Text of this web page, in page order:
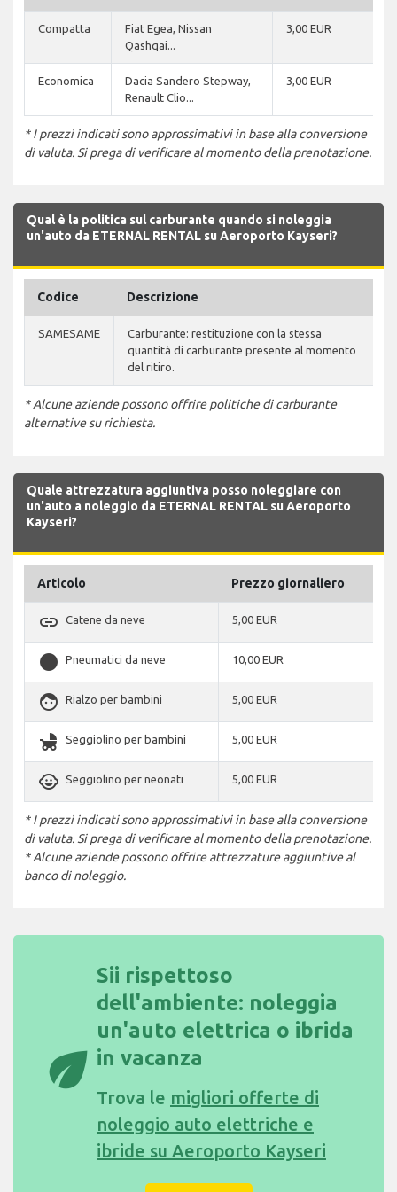
Compatta
Fiat Egea, Nissan
Qashqai...
3,00 EUR
Economica
Dacia Sandero Stepway,
Renault Clio...
3,00 EUR
* I prezzi indicati sono approssimativi in base alla conversione
di valuta. Si prega di verificare al momento della prenotazione.
Qual è la politica sul carburante quando si noleggia
un'auto da ETERNAL RENTAL su Aeroporto Kayseri?
Codice Descrizione
SAMESAME
Carburante: restituzione con la stessa
quantità di carburante presente al momento
del ritiro.
* Alcune aziende possono offrire politiche di carburante
alternative su richiesta.
Quale attrezzatura aggiuntiva posso noleggiare con
un'auto a noleggio da ETERNAL RENTAL su Aeroporto
Kayseri?
Articolo Prezzo giornaliero
link Catene da neve 5,00 EUR
stop_circle Pneumatici da neve 10,00 EUR
face Rialzo per bambini 5,00 EUR
child_friendly Seggiolino per bambini 5,00 EUR
child_care Seggiolino per neonati 5,00 EUR
* I prezzi indicati sono approssimativi in base alla conversione
di valuta. Si prega di verificare al momento della prenotazione.
* Alcune aziende possono offrire attrezzature aggiuntive al
banco di noleggio.
eco
Sii rispettoso
dell'ambiente: noleggia
un'auto elettrica o ibrida
in vacanza
Trova le migliori offerte di
noleggio auto elettriche e
ibride su Aeroporto Kayseri